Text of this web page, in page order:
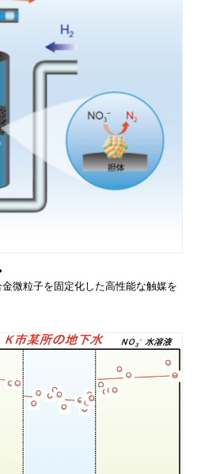
微粒子を固定化した高性能な触媒を